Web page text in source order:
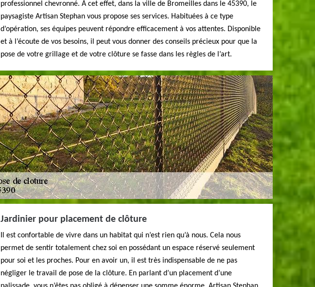
professionnel chevronné. À cet effet, dans la ville de Bromeilles dans le 45390, le
paysagiste Artisan Stephan vous propose ses services. Habituées à ce type
d’opération, ses équipes peuvent répondre efficacement à vos attentes. Disponible
et à l’écoute de vos besoins, il peut vous donner des conseils précieux pour que la
pose de votre grillage et de votre clôture se fasse dans les règles de l’art.
Jardinier pour placement de clôture
Il est confortable de vivre dans un habitat qui n’est rien qu’à nous. Cela nous
permet de sentir totalement chez soi en possédant un espace réservé seulement
pour soi et les proches. Pour en avoir un, il est très indispensable de ne pas
négliger le travail de pose de la clôture. En parlant d’un placement d’une